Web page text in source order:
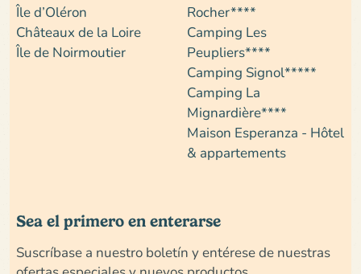
Île d’Oléron
Châteaux de la Loire
Île de Noirmoutier
Rocher****
Camping Les
Peupliers****
Camping Signol*****
Camping La
Mignardière****
Maison Esperanza - Hôtel
& appartements
Sea el primero en enterarse
Suscríbase a nuestro boletín y entérese de nuestras